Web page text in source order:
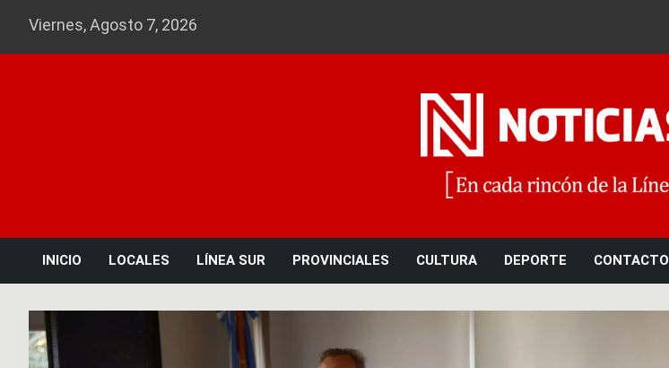
Viernes, Agosto 7, 2026
INICIO LOCALES LÍNEA SUR PROVINCIALES CULTURA DEPORTE CONTACTO